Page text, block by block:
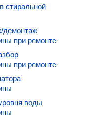
стиральной
демонтаж
при ремонте
при ремонте
воды